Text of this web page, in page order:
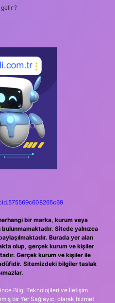
?
bir marka, kurum veya
Sitede yalnızca
Burada yer alan
olup, gerçek kurum ve kişiler
Gerçek kurum ve kişiler ile
Sitemizdeki bilgiler taslak
Bilgi Teknolojileri ve İletişim
bir Yer Sağlayıcı olarak hizmet